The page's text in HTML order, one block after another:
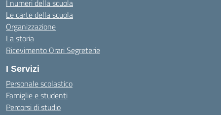
I numeri della scuola
Le carte della scuola
Organizzazione
La storia
Ricevimento Orari Segreterie
I Servizi
Personale scolastico
Famiglie e studenti
Percorsi di studio